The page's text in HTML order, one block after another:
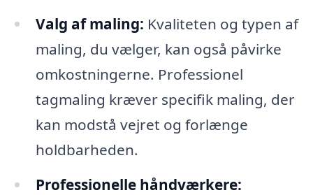
Valg af maling: Kvaliteten og typen af
maling, du vælger, kan også påvirke
omkostningerne. Professionel
tagmaling kræver specifik maling, der
kan modstå vejret og forlænge
holdbarheden.
Professionelle håndværkere: